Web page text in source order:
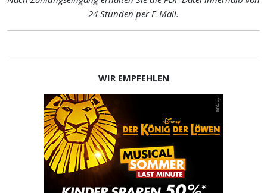
24 Stunden per E-Mail.
WIR EMPFEHLEN